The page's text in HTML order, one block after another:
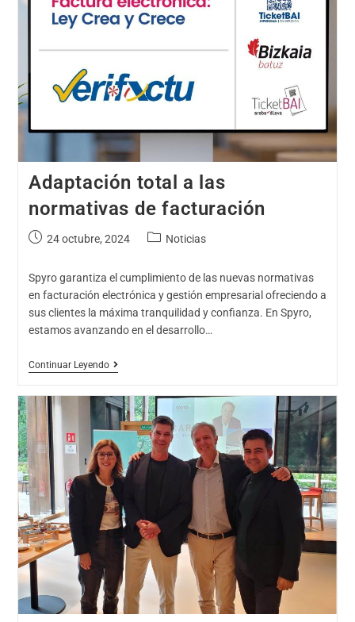
Adaptación total a las
normativas de facturación
24 octubre, 2024 Noticias
Spyro garantiza el cumplimiento de las nuevas normativas
en facturación electrónica y gestión empresarial ofreciendo a
sus clientes la máxima tranquilidad y confianza. En Spyro,
estamos avanzando en el desarrollo…
Continuar Leyendo